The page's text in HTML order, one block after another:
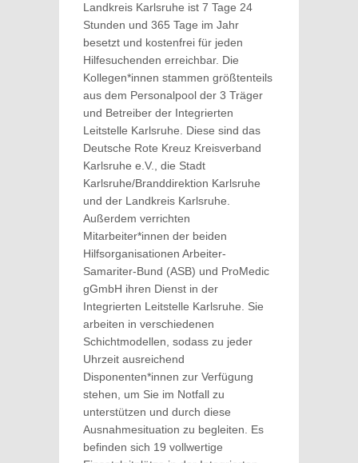
Landkreis Karlsruhe ist 7 Tage 24
Stunden und 365 Tage im Jahr
besetzt und kostenfrei für jeden
Hilfesuchenden erreichbar. Die
Kollegen*innen stammen größtenteils
aus dem Personalpool der 3 Träger
und Betreiber der Integrierten
Leitstelle Karlsruhe. Diese sind das
Deutsche Rote Kreuz Kreisverband
Karlsruhe e.V., die Stadt
Karlsruhe/Branddirektion Karlsruhe
und der Landkreis Karlsruhe.
Außerdem verrichten
Mitarbeiter*innen der beiden
Hilfsorganisationen Arbeiter-
Samariter-Bund (ASB) und ProMedic
gGmbH ihren Dienst in der
Integrierten Leitstelle Karlsruhe. Sie
arbeiten in verschiedenen
Schichtmodellen, sodass zu jeder
Uhrzeit ausreichend
Disponenten*innen zur Verfügung
stehen, um Sie im Notfall zu
unterstützen und durch diese
Ausnahmesituation zu begleiten. Es
befinden sich 19 vollwertige